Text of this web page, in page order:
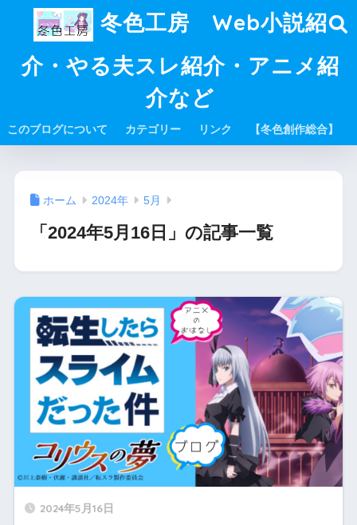
冬色工房 Web小説紹
介・やる夫スレ紹介・アニメ紹
介など
このブログについて カテゴリー リンク 【冬色創作総合】
ホーム 2024年 5月
「2024年5月16日」の記事一覧
2024年5月16日